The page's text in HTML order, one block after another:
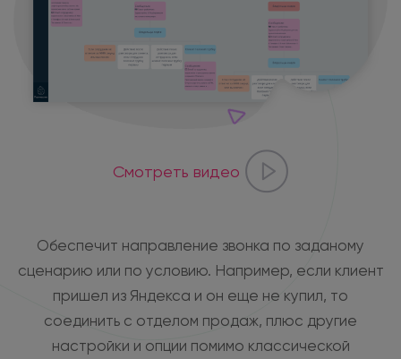
Смотреть видео
Обеспечит направление звонка по заданому
сценарию или по условию. Например, если клиент
пришел из Яндекса и он еще не купил, то
соединить с отделом продаж, плюс другие
настройки и опции помимо классической